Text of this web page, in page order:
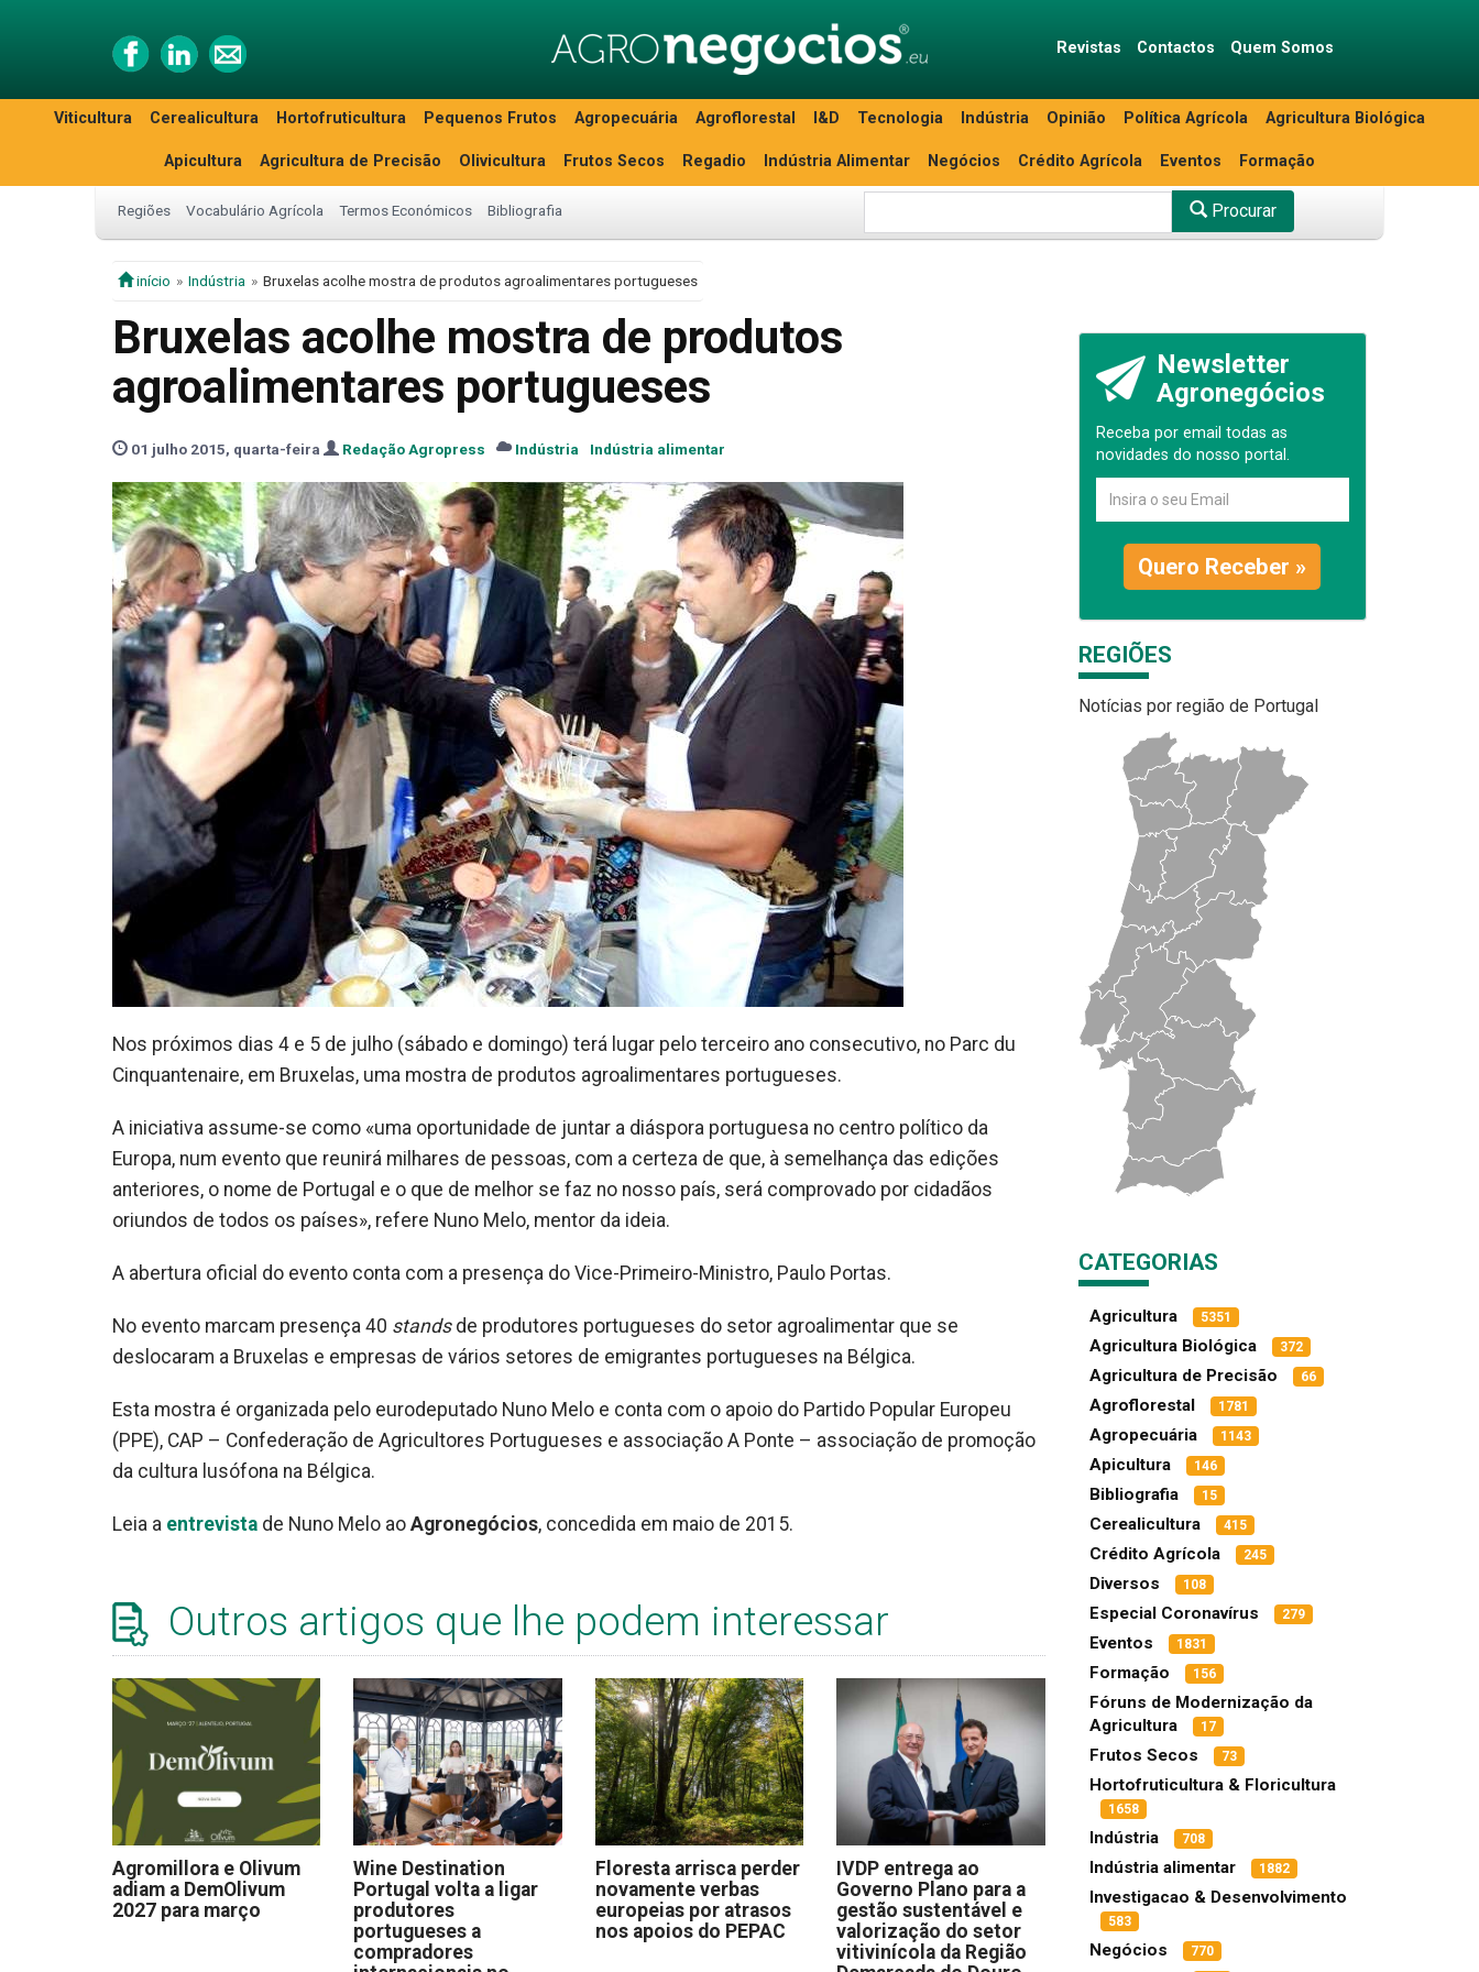
Revistas Contactos Quem Somos
Viticultura Cerealicultura Hortofruticultura Pequenos Frutos Agropecuária Agroflorestal I&D Tecnologia Indústria Opinião Política Agrícola Agricultura Biológica
Apicultura Agricultura de Precisão Olivicultura Frutos Secos Regadio Indústria Alimentar Negócios Crédito Agrícola Eventos Formação
Regiões Vocabulário Agrícola Termos Económicos Bibliografia Procurar
início Indústria Bruxelas acolhe mostra de produtos agroalimentares portugueses
Bruxelas acolhe mostra de produtos
agroalimentares portugueses
01 julho 2015, quarta-feira Redação Agropress Indústria Indústria alimentar
Nos próximos dias 4 e 5 de julho (sábado e domingo) terá lugar pelo terceiro ano consecutivo, no Parc du
Cinquantenaire, em Bruxelas, uma mostra de produtos agroalimentares portugueses.
A iniciativa assume-se como «uma oportunidade de juntar a diáspora portuguesa no centro político da
Europa, num evento que reunirá milhares de pessoas, com a certeza de que, à semelhança das edições
anteriores, o nome de Portugal e o que de melhor se faz no nosso país, será comprovado por cidadãos
oriundos de todos os países», refere Nuno Melo, mentor da ideia.
A abertura oficial do evento conta com a presença do Vice-Primeiro-Ministro, Paulo Portas.
No evento marcam presença 40 standsde produtores portugueses do setor agroalimentar que se
deslocaram a Bruxelas e empresas de vários setores de emigrantes portugueses na Bélgica.
Esta mostra é organizada pelo eurodeputado Nuno Melo e conta com o apoio do Partido Popular Europeu
(PPE), CAP – Confederação de Agricultores Portugueses e associação A Ponte – associação de promoção
da cultura lusófona na Bélgica.
Leia a entrevista de Nuno Melo ao Agronegócios, concedida em maio de 2015.
Outros artigos que lhe podem interessar
Agromillora e Olivum
adiam a DemOlivum
2027 para março
Wine Destination
Portugal volta a ligar
produtores
portugueses a
compradores
Floresta arrisca perder
novamente verbas
europeias por atrasos
nos apoios do PEPAC
IVDP entrega ao
Governo Plano para a
gestão sustentável e
valorização do setor
vitivinícola da Região
Newsletter
Agronegócios
Receba por email todas as
novidades do nosso portal.
Quero Receber »
REGIÕES
Notícias por região de Portugal
CATEGORIAS
Agricultura 5351
Agricultura Biológica 372
Agricultura de Precisão 66
Agroflorestal 1781
Agropecuária 1143
Apicultura 146
Bibliografia 15
Cerealicultura 415
Crédito Agrícola 245
Diversos 108
Especial Coronavírus 279
Eventos 1831
Formação 156
Fóruns de Modernização da
Agricultura
17
Frutos Secos 73
Hortofruticultura & Floricultura
1658
Indústria 708
Indústria alimentar 1882
Investigacao & Desenvolvimento
583
Negócios 770